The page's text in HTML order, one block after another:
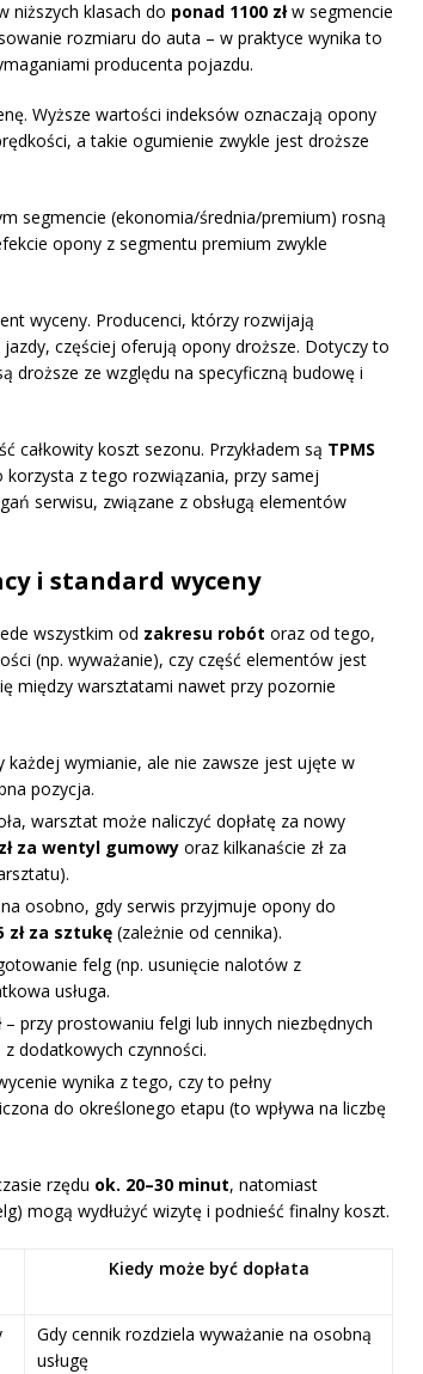
niższych klasach do ponad 1100 złw segmencie
rozmiaru do auta – w praktyce wynika to
producenta pojazdu.
Wyższe wartości indeksów oznaczają opony
a takie ogumienie zwykle jest droższe
segmencie (ekonomia/średnia/premium) rosną
opony z segmentu premium zwykle
wyceny. Producenci, którzy rozwijają
częściej oferują opony droższe. Dotyczy to
droższe ze względu na specyficzną budowę i
całkowity koszt sezonu. Przykładem są TPMS
z tego rozwiązania, przy samej
serwisu, związane z obsługą elementów
i standard wyceny
wszystkim od zakresu robót oraz od tego,
(np. wyważanie), czy część elementów jest
między warsztatami nawet przy pozornie
wymianie, ale nie zawsze jest ujęte w
pozycja.
warsztat może naliczyć dopłatę za nowy
za wentyl gumowy oraz kilkanaście zł za
osobno, gdy serwis przyjmuje opony do
zł za sztukę (zależnie od cennika).
felg (np. usunięcie nalotów z
usługa.
– przy prostowaniu felgi lub innych niezbędnych
dodatkowych czynności.
wynika z tego, czy to pełny
do określonego etapu (to wpływa na liczbę
rzędu ok. 20–30 minut, natomiast
mogą wydłużyć wizytę i podnieść finalny koszt.
Kiedy może być dopłata
Gdy cennik rozdziela wyważanie na osobną
usługę